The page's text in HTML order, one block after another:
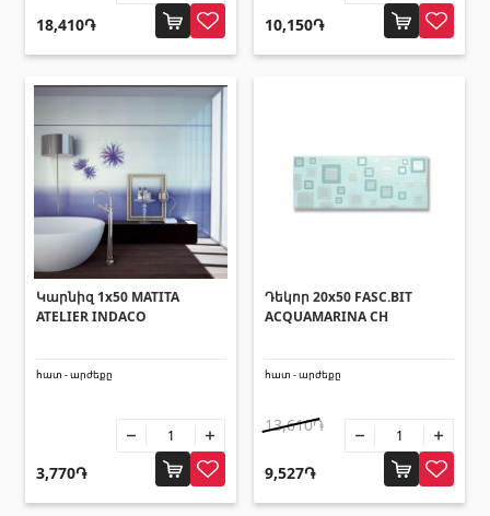
(4)
Փայտամած և կաղապարամած
18,410֏ 10,150֏
Կարնիզ 1x50 MATITA
ATELIER INDACO
հատ - արժեքը
3,770֏
Դեկոր 20x50 FASC.BIT
ACQUAMARINA CH
հատ - արժեքը
13,610֏
9,527֏